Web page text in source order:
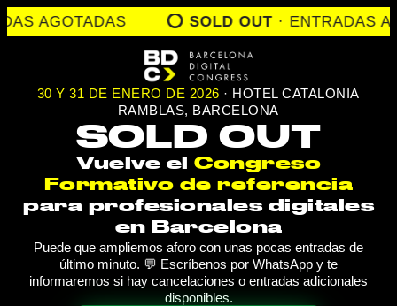
AGOTADAS ⭕️ SOLD OUT· ENTRADAS
30 Y 31 DE ENERO DE 2026 · HOTEL CATALONIA
RAMBLAS, BARCELONA
SOLD OUT
Vuelve el Congreso
Formativo de referencia
para profesionales digitales
en Barcelona
Puede que ampliemos aforo con unas pocas entradas de
último minuto. 💬 Escríbenos por WhatsApp y te
informaremos si hay cancelaciones o entradas adicionales
disponibles.